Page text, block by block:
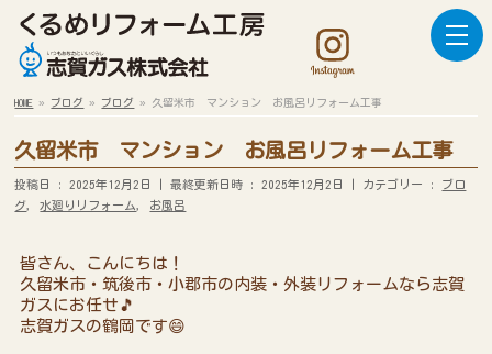
HOME » ブログ » ブログ » 久留米市 マンション お風呂リフォーム工事
久留米市 マンション お風呂リフォーム工事
投稿日 : 2025年12月2日 最終更新日時 : 2025年12月2日 カテゴリー : ブロ
グ ,水廻りリフォーム お風呂
皆さん、こんにちは！
久留米市・筑後市・小郡市の内装・外装リフォームなら志賀
ガスにお任せ🎵
志賀ガスの鶴岡です😄